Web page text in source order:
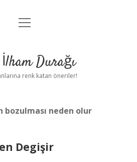
Anasayfa
Yasal Uyarı
menüyü
Durağı
renk katan öneriler!
bozulması neden olur
Degişir